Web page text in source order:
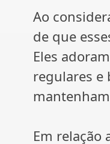
Ao
de que
Eles
regulares e
Em relação